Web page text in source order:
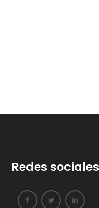
Redes sociales